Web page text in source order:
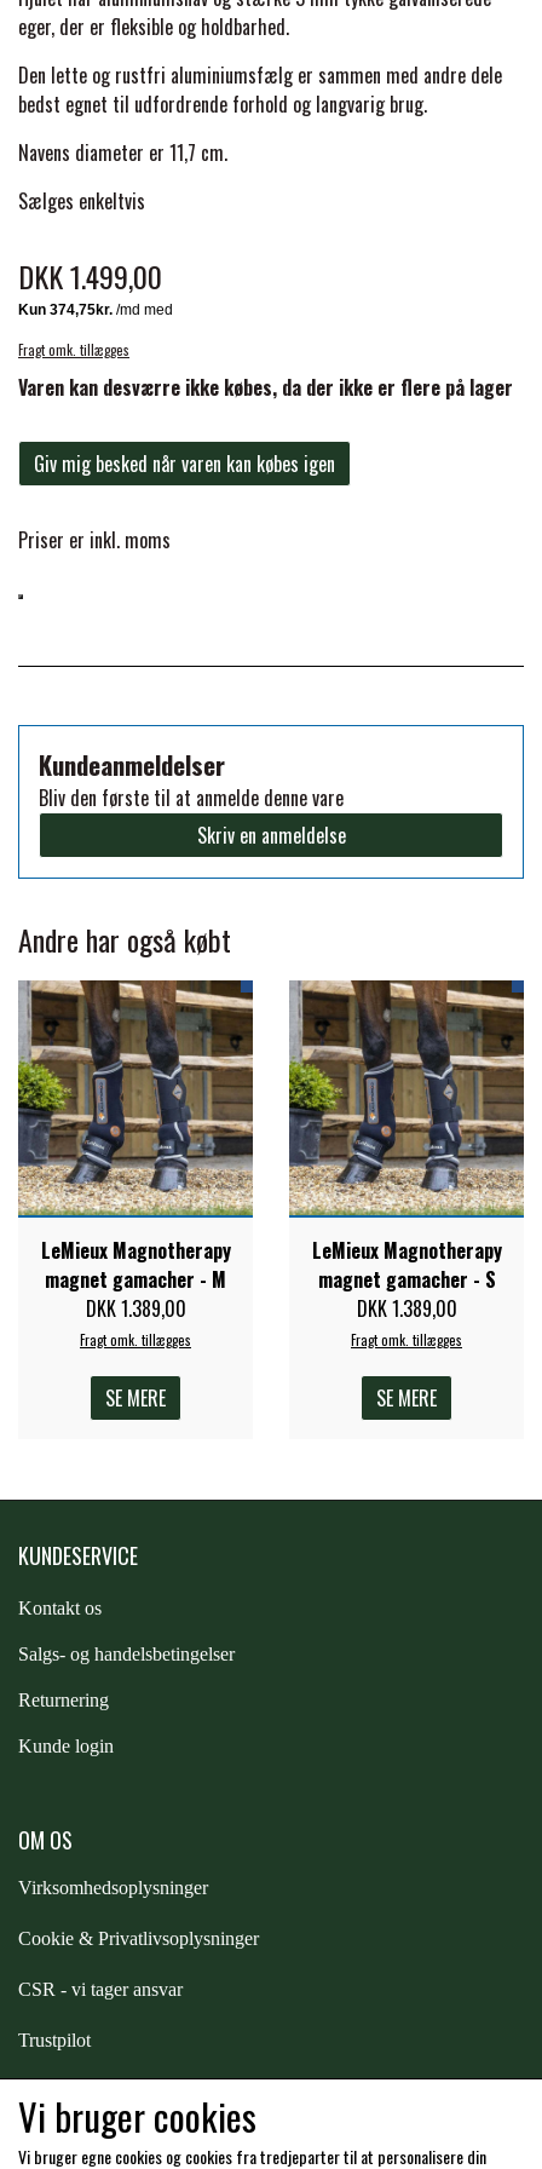
TERAPI PRODUKTER
STRØMPER
HUER & HALSTØRKLÆDER
GAVEARTIKLER VOKSNE
INSEKTBESKYTTELSE
HESTEBOLCHER & TREATS
TRAVDÆKKEN & TILBEHØR
SKO & VÆRKTØJ
MONTÉ
PREMIER EQUINE LINERS & DÆKKEN
TILBEHØR
PREMIER EQUINE WALKER & RIDEDÆKKEN
PREMIER EQUINE MAGNET & INFRARØD
PREMIER EQUINE GRIMER & TRÆKTOV
PREMIER EQUINE TRENSE & TILBEHØR
PREMIER EQUINE SADELUNDERLAG
PREMIER EQUINE PADS
PREMIER EQUINE BENBESKYTTELSE
PREMIER EQUINE TRANSPORT
BESKYTTELSE
PREMIER EQUINE KØLETERAPI
PREMIER EQUINE GROOMING & STALD
PREMIER EQUINE RYTTER
CARR & DAY & MARTIN
CUSTOM
GP TACK
HAPPY MOUTH
HEVARI
KÄLLQUIST EQUESTIAN
LEMIEUX
LIKIT
MUSTAD
PREMIER EQUINE
STAR TACK
WALSH
eger, der er fleksible og holdbarhed.
Den lette og rustfri aluminiumsfælg er sammen med andre dele
bedst egnet til udfordrende forhold og langvarig brug.
Navens diameter er 11,7 cm.
Sælges enkeltvis
DKK 1.499,00
Fragt omk. tillægges
Varen kan desværre ikke købes, da der ikke er flere på lager
Giv mig besked når varen kan købes igen
Priser er inkl. moms
Kundeanmeldelser
Bliv den første til at anmelde denne vare
Skriv en anmeldelse
Andre har også købt
LeMieux Magnotherapy
magnet gamacher - M
DKK 1.389,00
Fragt omk. tillægges
SE MERE
LeMieux Magnotherapy
magnet gamacher - S
DKK 1.389,00
Fragt omk. tillægges
SE MERE
KUNDESERVICE
Kontakt os
Salgs- og handelsbetingelser
Returnering
Kunde login
OM OS
Virksomhedsoplysninger
Cookie & Privatlivsoplysninger
CSR - vi tager ansvar
Trustpilot
Vi bruger cookies
Vi bruger egne cookies og cookies fra tredjeparter til at personalisere din